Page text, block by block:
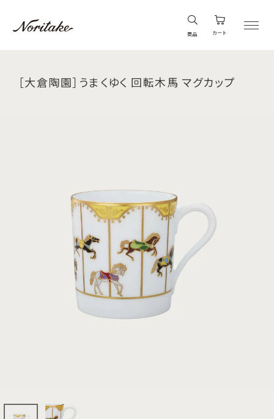
商品 カート
［大倉陶園］うまくゆく 回転木馬 マグカップ